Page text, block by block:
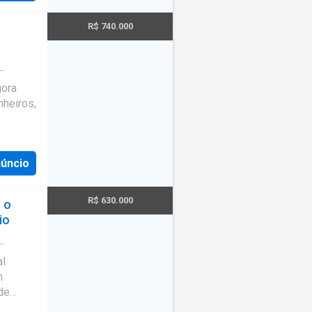
o
R$ 740.000
o
R$ 630.000